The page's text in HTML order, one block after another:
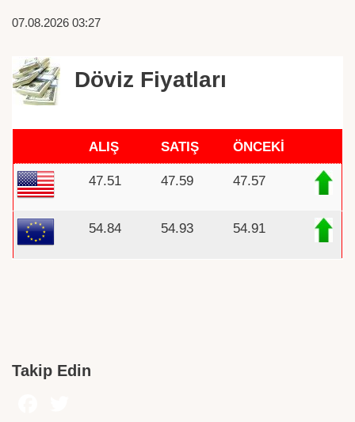
07.08.2026 03:27
Döviz Fiyatları
ALIŞ SATIŞ ÖNCEKİ
47.51 47.59 47.57
54.84 54.93 54.91
Takip Edin